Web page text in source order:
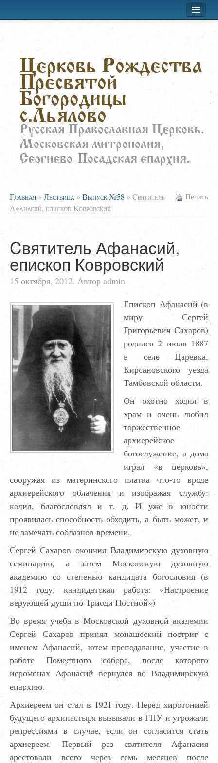
Лествица
Воскресная школа
Расписание
О храме
Заказать требы
Церковь Рождества
Пресвятой
Богородицы
с.Льялово
Русская Православная Церковь.
Московская митрополия,
Сергиево-Посадская епархия.
Печать
Главная » Лествица » Выпуск №58 » Cвятитель
Афанасий, епископ Ковровский
Cвятитель Афанасий,
епископ Ковровский
15 октября, 2012. Автор admin
Епископ Афанасий (в
миру Сергей
Григорьевич Сахаров)
родился 2 июля 1887
в селе Царевка,
Кирсановского уезда
Тамбовской области.
Он охотно ходил в
храм и очень любил
торжественное
архиерейское
богослужение, а дома
играл «в церковь»,
сооружая из материнского платка что-то вроде
архиерейского облачения и изображая службу:
кадил, благословлял и т. д. И уже в юности
проявилась способность обходить, а быть может, и
не замечать соблазнов времени.
Сергей Сахаров окончил Владимирскую духовную
семинарию, а затем Московскую духовную
академию со степенью кандидата богословия (в
1912 году, кандидатская работа: «Настроение
верующей души по Триоди Постной»)
Во время учеба в Московской духовной академии
Сергей Сахаров принял монашеский постриг с
именем Афанасий, затем преподавание, участие в
работе Поместного собора, после которого
иеромонах Афанасий вернулся во Владимирскую
епархию.
Архиереем он стал в 1921 году. Перед хиротонией
будущего архипастыря вызывали в ГПУ и угрожали
репрессиями в случае, если он согласится стать
архиереем. Первый раз святителя Афанасия
арестовали всего через семь месяцев после